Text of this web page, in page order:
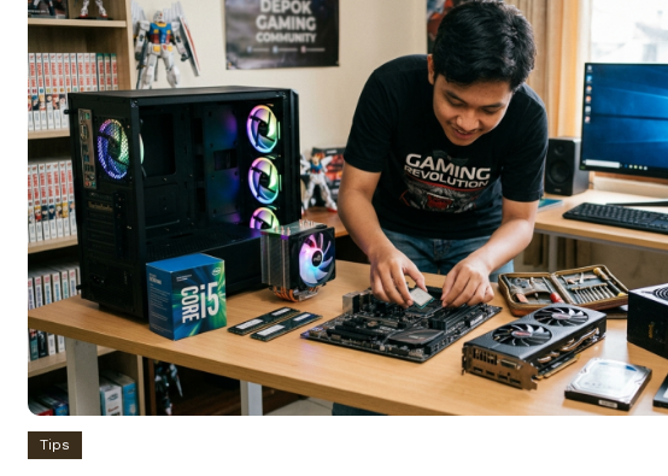
Tips